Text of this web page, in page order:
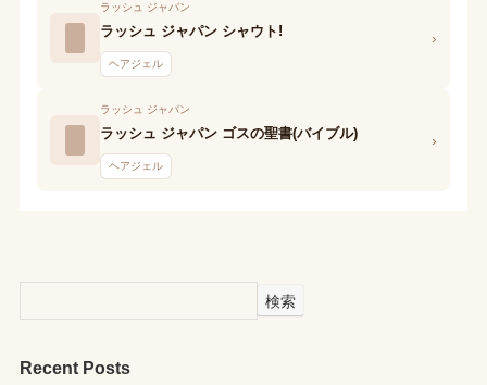
ラッシュ ジャパン
ラッシュ ジャパン シャウト!
ヘアジェル
›
ラッシュ ジャパン
ラッシュ ジャパン ゴスの聖書(バイブル)
ヘアジェル
›
検索
Recent Posts